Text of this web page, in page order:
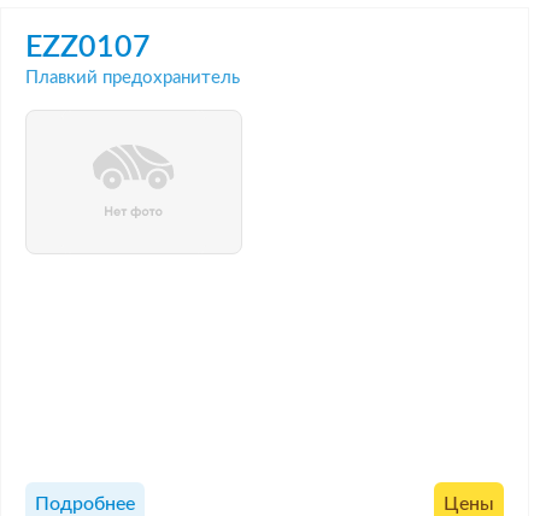
EZZ0107
Плавкий предохранитель
Подробнее Цены